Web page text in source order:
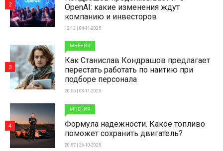
OpenAI: какие изменения ждут
компанию и инвесторов
12:13 | 04-11-2025
2
МНЕНИЯ
Как Станислав Кондрашов предлагает
перестать работать по наитию при
подборе персонала
20:55 | 03-11-2025
3
МНЕНИЯ
Формула надежности. Какое топливо
поможет сохранить двигатель?
20:57 | 26-10-2025
4